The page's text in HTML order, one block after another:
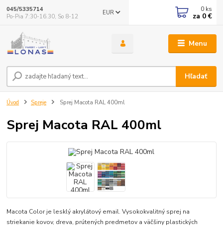
Menu
EUR
Hľadať
045/5335714
Po-Pia 7:30-16.30, So 8-12
0 ks
za 0 €
Úvod Spreje Sprej Macota RAL 400ml
Sprej Macota RAL 400ml
Macota Color je lesklý akrylátový email. Vysokokvalitný sprej na
striekanie kovov, dreva, prútených predmetov a väčšiny plastických